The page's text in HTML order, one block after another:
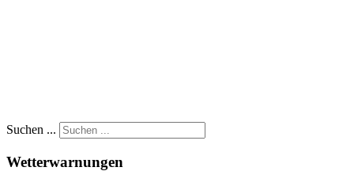
Suchen ...
Wetterwarnungen